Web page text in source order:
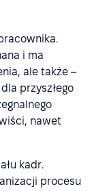
i ma
ale także –
przyszłego
nawet
kadr.
procesu